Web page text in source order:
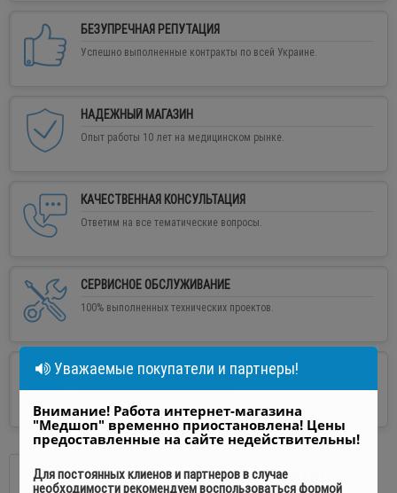
БЕЗУПРЕЧНАЯ РЕПУТАЦИЯ
Успешно выполненные контракты по всей Украине.
НАДЕЖНЫЙ МАГАЗИН
Опыт работы 10 лет на медицинском рынке.
КАЧЕСТВЕННАЯ КОНСУЛЬТАЦИЯ
Ответим на все тематические вопросы.
СЕРВИСНОЕ ОБСЛУЖИВАНИЕ
100% выполненных технических проектов.
PROZORRO
Участвуем в электронных торгах.
Описание Отзывы (0) Вопрос - ответ (0)
Уважаемые покупатели и партнеры!
Внимание! Работа интернет-магазина
"Медшоп" временно приостановлена! Цены
предоставленные на сайте недействительны!
Для постоянных клиенов и партнеров в случае
необходимости рекомендуем воспользоваться формой